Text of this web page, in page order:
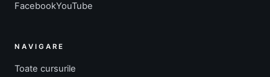
FacebookYouTube
NAVIGARE
Toate cursurile